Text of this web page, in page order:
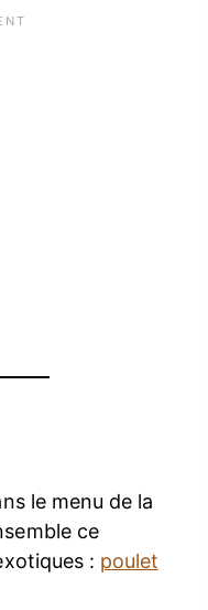
le menu de la
ce
: poulet